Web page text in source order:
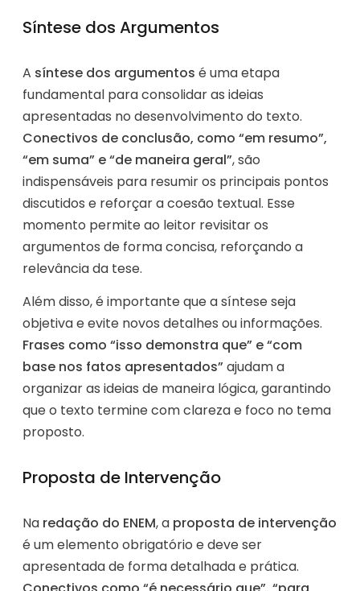
Síntese dos Argumentos
A síntese dos argumentos é uma etapa
fundamental para consolidar as ideias
apresentadas no desenvolvimento do texto.
Conectivos de conclusão, como “em resumo”,
“em suma” e “de maneira geral”, são
indispensáveis para resumir os principais pontos
discutidos e reforçar a coesão textual. Esse
momento permite ao leitor revisitar os
argumentos de forma concisa, reforçando a
relevância da tese.
Além disso, é importante que a síntese seja
objetiva e evite novos detalhes ou informações.
Frases como “isso demonstra que” e “com
base nos fatos apresentados”ajudam a
organizar as ideias de maneira lógica, garantindo
que o texto termine com clareza e foco no tema
proposto.
Proposta de Intervenção
Na redação do ENEM, a proposta de intervenção
é um elemento obrigatório e deve ser
apresentada de forma detalhada e prática.